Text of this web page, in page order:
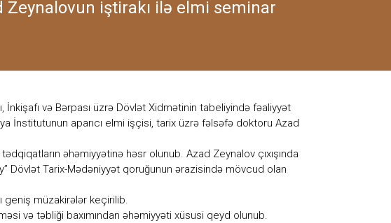
iştirakı ilə elmi seminar
İnkişafı və Bərpası üzrə Dövlət Xidmətinin tabeliyində fəaliyyət
İnstitutunun aparıcı elmi işçisi, tarix üzrə fəlsəfə doktoru Azad
əhəmiyyətinə həsr olunub. Azad Zeynalov çıxışında
Dövlət Tarix-Mədəniyyət qoruğunun ərazisində mövcud olan
geniş müzakirələr keçirilib.
və təbliği baxımından əhəmiyyəti xüsusi qeyd olunub.